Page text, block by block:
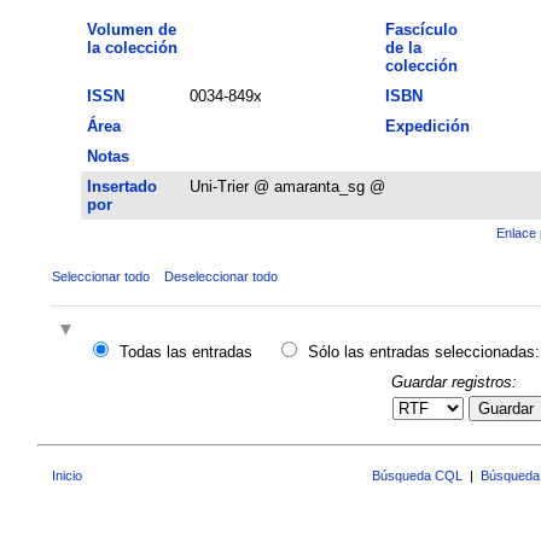
Volumen de
la colección
Fascículo
de la
colección
ISSN
0034-849x
ISBN
Área
Expedición
Notas
Insertado
por
Uni-Trier @ amaranta_sg @
Enlace
Seleccionar todo Deseleccionar todo
Todas las entradas
Sólo las entradas seleccionadas:
Guardar registros:
Guardar
Inicio Búsqueda CQL